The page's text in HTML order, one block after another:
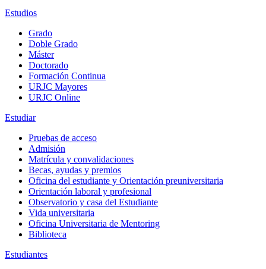
Estudios
Grado
Doble Grado
Máster
Doctorado
Formación Continua
URJC Mayores
URJC Online
Estudiar
Pruebas de acceso
Admisión
Matrícula y convalidaciones
Becas, ayudas y premios
Oficina del estudiante y Orientación preuniversitaria
Orientación laboral y profesional
Observatorio y casa del Estudiante
Vida universitaria
Oficina Universitaria de Mentoring
Biblioteca
Estudiantes